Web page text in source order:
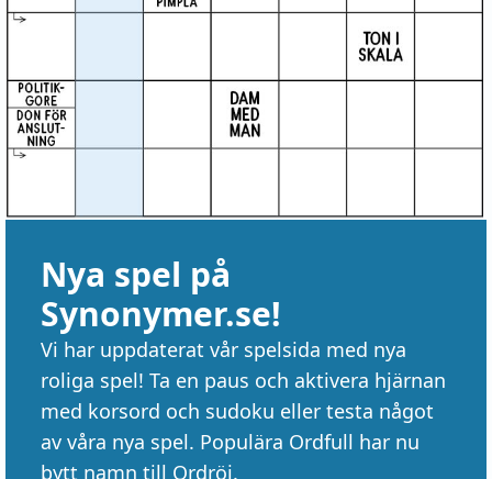
Nya spel på
Synonymer.se!
Vi har uppdaterat vår spelsida med nya
roliga spel! Ta en paus och aktivera hjärnan
med korsord och sudoku eller testa något
av våra nya spel. Populära Ordfull har nu
bytt namn till Ordröj.